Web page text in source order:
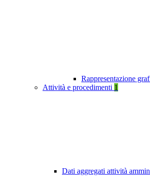
Rappresentazione
Attività e procedimenti 1
Dati aggregati attività